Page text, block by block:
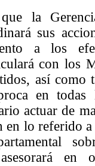
la
sus
a los
con los
así como
en todas
actuar de
lo referido
en